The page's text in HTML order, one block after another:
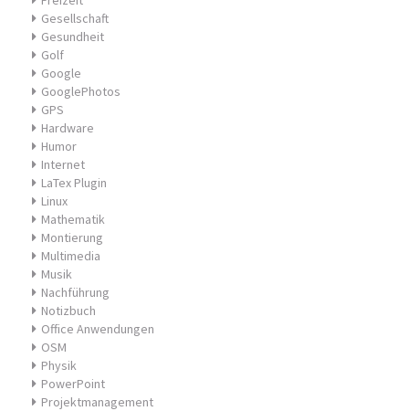
Gesellschaft
Gesundheit
Golf
Google
GooglePhotos
GPS
Hardware
Humor
Internet
LaTex Plugin
Linux
Mathematik
Montierung
Multimedia
Musik
Nachführung
Notizbuch
Office Anwendungen
OSM
Physik
PowerPoint
Projektmanagement